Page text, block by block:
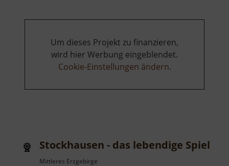
Um dieses Projekt zu finanzieren,
wird hier Werbung eingeblendet.
Cookie-Einstellungen ändern.
Stockhausen - das lebendige
Mittleres Erzgebirge